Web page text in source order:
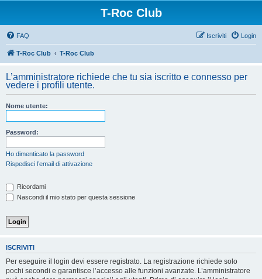
T-Roc Club
FAQ Login
Iscriviti
T-Roc Club T-Roc Club
L’amministratore richiede che tu sia iscritto e connesso per
vedere i profili utente.
Nome utente:
Password:
Ho dimenticato la password
Rispedisci l’email di attivazione
Ricordami
Nascondi il mio stato per questa sessione
ISCRIVITI
Per eseguire il login devi essere registrato. La registrazione richiede solo
pochi secondi e garantisce l’accesso alle funzioni avanzate. L’amministratore